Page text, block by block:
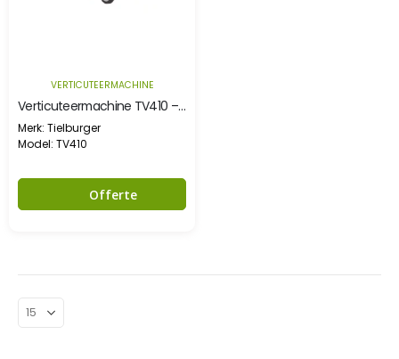
VERTICUTEERMACHINE
Verticuteermachine TV410 – Honda GP160
Merk: Tielburger
Model: TV410
Offerte